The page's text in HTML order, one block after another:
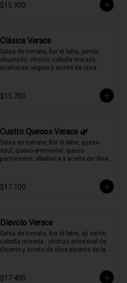
$15.900
Clásica Verace
Salsa de tomate, fior di latte, jamón
ahumado, choclo, cebolla morada,
aceitunas negras y aceite de oliva.
$15.700
Cuatro Quesos Verace 🌿
Salsa de tomate, fior di latte, queso
azul, queso emmental, queso
parmesano, albahaca y aceite de oliva.
$17.100
Diavolo Verace
Salsa de tomate, fior di latte, ají verde,
cebolla morada , chorizo artesanal de
Osorno y aceite de oliva picante de la
$17.400